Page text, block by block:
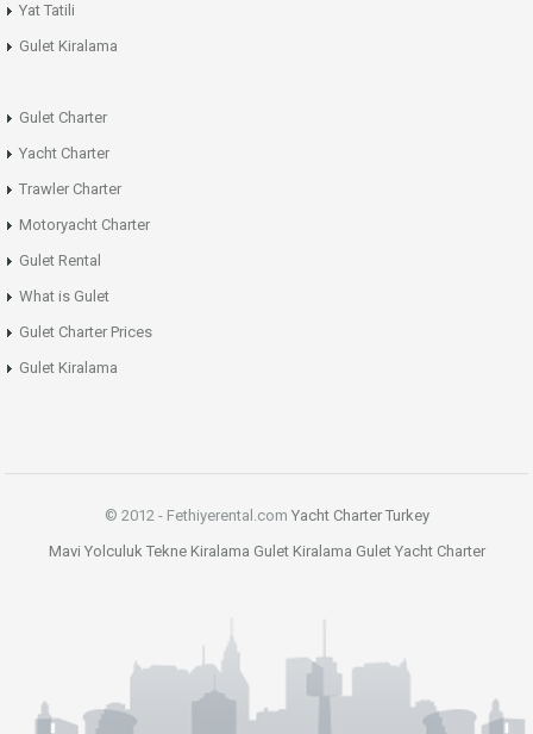
Yat Tatili
Gulet Kiralama
Gulet Charter
Yacht Charter
Trawler Charter
Motoryacht Charter
Gulet Rental
What is Gulet
Gulet Charter Prices
Gulet Kiralama
© 2012 - Fethiyerental.com Yacht Charter Turkey
Mavi Yolculuk Tekne Kiralama Gulet Kiralama Gulet Yacht Charter